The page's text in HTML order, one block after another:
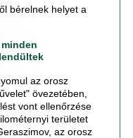
bérelnek helyet a
az orosz
övezetében,
vont ellenőrzése
területet
az orosz